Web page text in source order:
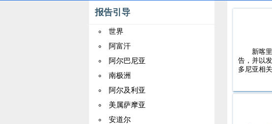
报告引导
世界
阿富汗
阿尔巴尼亚
南极洲
阿尔及利亚
美属萨摩亚
安道尔
新喀
告，并以
多尼亚相